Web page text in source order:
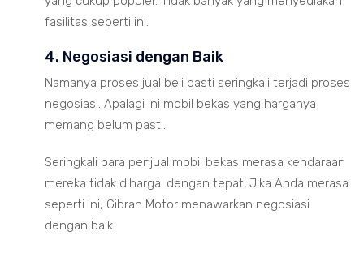
fasilitas seperti ini.
4. Negosiasi dengan Baik
Namanya proses jual beli pasti seringkali terjadi proses
negosiasi. Apalagi ini mobil bekas yang harganya
memang belum pasti.
Seringkali para penjual mobil bekas merasa kendaraan
mereka tidak dihargai dengan tepat. Jika Anda merasa
seperti ini, Gibran Motor menawarkan negosiasi
dengan baik.